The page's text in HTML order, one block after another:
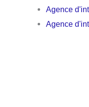
Agence
Agence